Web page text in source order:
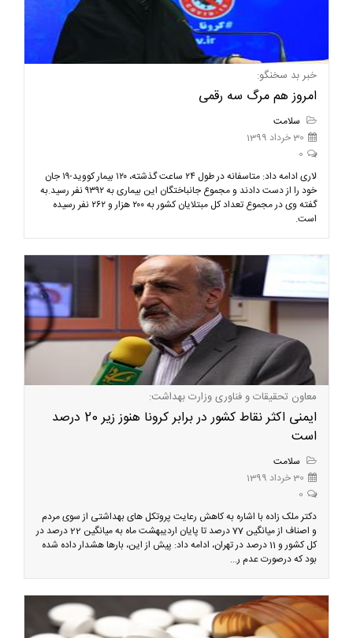
خبر بد سخنگو:
امروز هم مرگ سه رقمی
سلامت
30 خرداد 1399
0
لاری ادامه داد: متاسفانه در طول ۲۴ ساعت گذشته، ۱۲۰ بیمار کووید-۱۹ جان
خود را از دست دادند و مجموع جانباختگان این بیماری به ۹۳۹۲ نفر رسید.به
گفته وی در مجموع تعداد کل مبتلایان کشور به ۲۰۰ هزار و ۲۶۲ نفر رسیده
است.
معاون تحقیقات و فناوری وزارت بهداشت:
ایمنی اکثر نقاط کشور در برابر کرونا هنوز زیر 20 درصد
است
سلامت
30 خرداد 1399
0
دکتر ملک زاده با اشاره به کاهش رعایت پروتکل های بهداشتی از سوی مردم
و اصناف از میانگین 77 درصد تا پایان اردیبهشت ماه به میانگین 22 درصد در
کل کشور و 11 درصد در تهران، ادامه داد: پیش از این، بارها هشدار داده شده
بود که درصورت عدم ر...